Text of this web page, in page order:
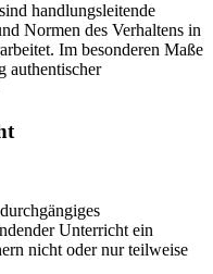
handlungsleitende
Normen des Verhaltens in
Im besonderen Maße
authentischer
Unterricht ein
nicht oder nur teilweise